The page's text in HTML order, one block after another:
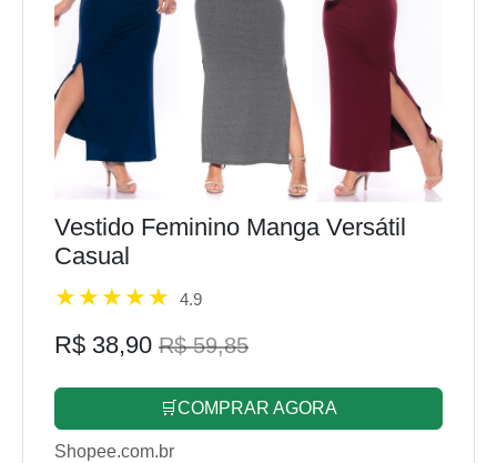
Vestido Feminino Manga Versátil
Casual
4.9
R$ 38,90 R$ 59,85
🛒COMPRAR AGORA
Shopee.com.br